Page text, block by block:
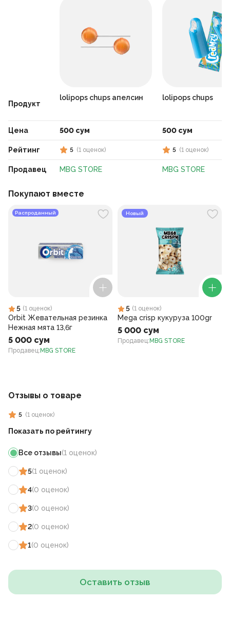
Продукт
Цена
Рейтинг
Продавец
lolipops chups апелсин
500 сум
5 (1 оценок)
MBG STORE
lolipops chups
500 сум
5 (1 оценок)
MBG STORE
Покупают вместе
Распроданный
5 (1 оценок)
Orbit Жевательная резинка
Нежная мята 13,6г
5 000 сум
Продавец: MBG STORE
Новый
5 (1 оценок)
Mega crisp кукуруза 100gr
5 000 сум
Продавец: MBG STORE
Отзывы о товаре
5 (1 оценок)
Показать по рейтингу
Все отзывы(1 оценок)
5(1 оценок)
4(0 оценок)
3(0 оценок)
2(0 оценок)
1(0 оценок)
Оставить отзыв